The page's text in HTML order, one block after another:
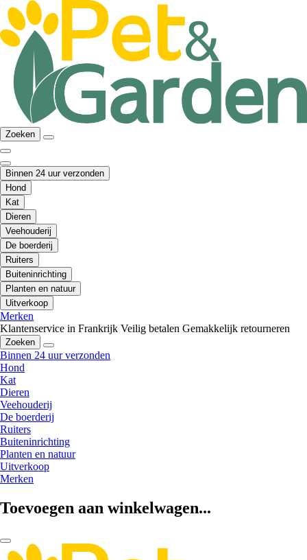
Zoeken
Binnen 24 uur verzonden
Hond
Kat
Dieren
Veehouderij
De boerderij
Ruiters
Buiteninrichting
Planten en natuur
Uitverkoop
Merken
Klantenservice in Frankrijk Veilig betalen Gemakkelijk retourneren
Zoeken
Binnen 24 uur verzonden
Hond
Kat
Dieren
Veehouderij
De boerderij
Ruiters
Buiteninrichting
Planten en natuur
Uitverkoop
Merken
Toevoegen aan winkelwagen...